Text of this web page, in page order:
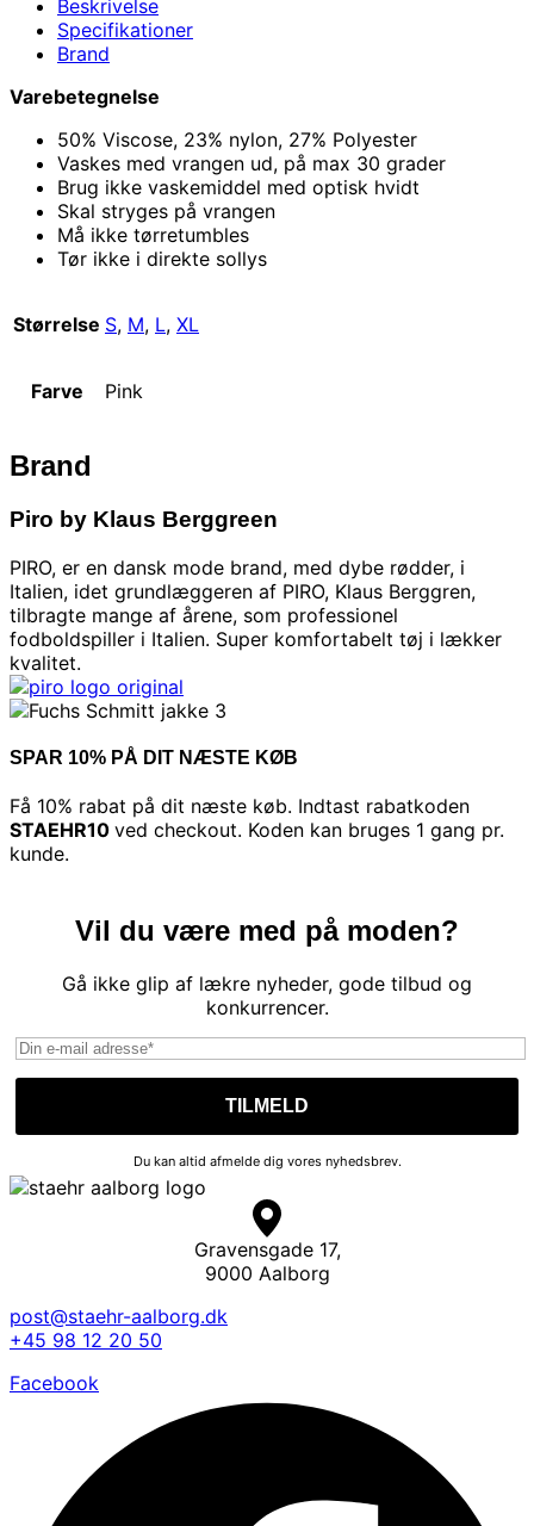
Beskrivelse
Specifikationer
Brand
Varebetegnelse
50% Viscose, 23% nylon, 27% Polyester
Vaskes med vrangen ud, på max 30 grader
Brug ikke vaskemiddel med optisk hvidt
Skal stryges på vrangen
Må ikke tørretumbles
Tør ikke i direkte sollys
Størrelse S, M, L, XL
Farve Pink
Brand
Piro by Klaus Berggreen
PIRO, er en dansk mode brand, med dybe rødder, i
Italien, idet grundlæggeren af PIRO, Klaus Berggren,
tilbragte mange af årene, som professionel
fodboldspiller i Italien. Super komfortabelt tøj i lækker
kvalitet.
SPAR 10% PÅ DIT NÆSTE KØB
Få 10% rabat på dit næste køb. Indtast rabatkoden
STAEHR10 ved checkout. Koden kan bruges 1 gang pr.
kunde.
Vil du være med på moden?
Gå ikke glip af lækre nyheder, gode tilbud og
konkurrencer.
Du kan altid afmelde dig vores nyhedsbrev.
Gravensgade 17,
9000 Aalborg
post@staehr-aalborg.dk
+45 98 12 20 50
Facebook